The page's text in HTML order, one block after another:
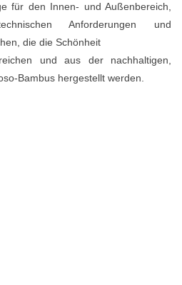
für den Innen- und Außenbereich,
Anforderungen und
die die Schönheit
und aus der nachhaltigen,
Bambus hergestellt werden.